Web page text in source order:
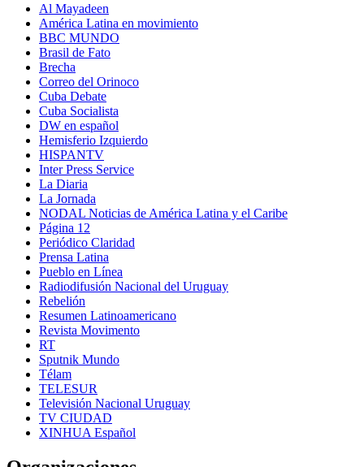
Al Mayadeen
América Latina en movimiento
BBC MUNDO
Brasil de Fato
Brecha
Correo del Orinoco
Cuba Debate
Cuba Socialista
DW en español
Hemisferio Izquierdo
HISPANTV
Inter Press Service
La Diaria
La Jornada
NODAL Noticias de América Latina y el Caribe
Página 12
Periódico Claridad
Prensa Latina
Pueblo en Línea
Radiodifusión Nacional del Uruguay
Rebelión
Resumen Latinoamericano
Revista Movimento
RT
Sputnik Mundo
Télam
TELESUR
Televisión Nacional Uruguay
TV CIUDAD
XINHUA Español